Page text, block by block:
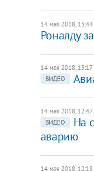
14 мая 2018, 13:44
Роналду
14 мая 2018, 13:17
ВИДЕО
14 мая 2018, 12:47
ВИДЕО
На
аварию
14 мая 2018, 12:18